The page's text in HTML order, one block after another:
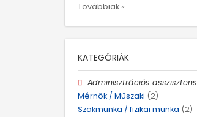
Továbbiak »
KATEGÓRIÁK
Adminisztrációs asszisztens
Mérnök / Műszaki (2)
Szakmunka / fizikai munka (2)